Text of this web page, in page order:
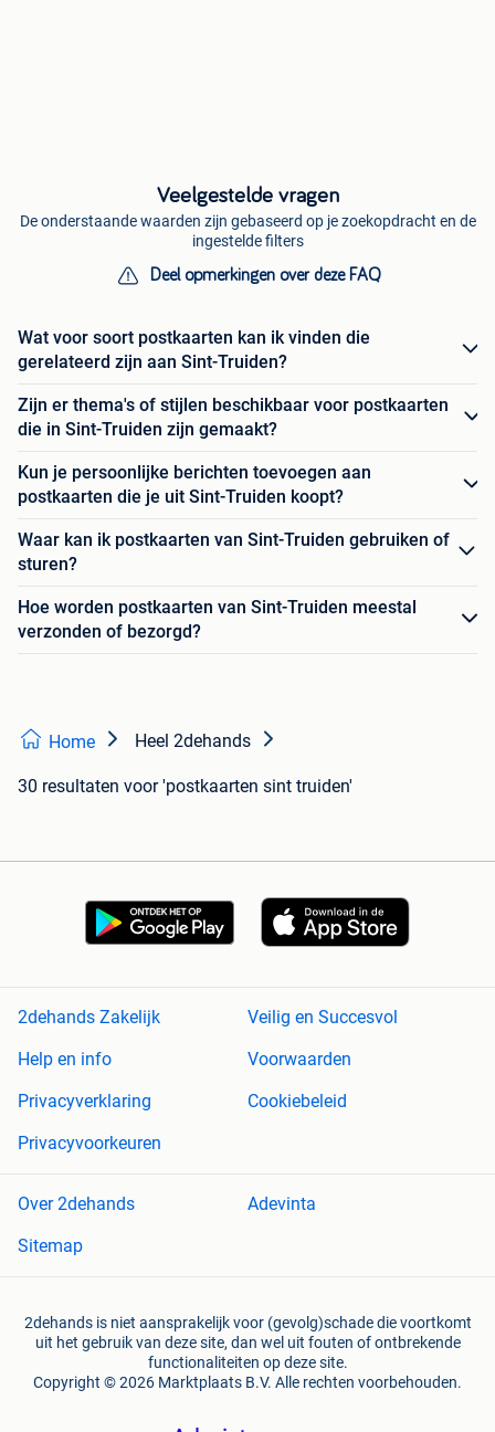
Veelgestelde vragen
De onderstaande waarden zijn gebaseerd op je zoekopdracht en de
ingestelde filters
Deel opmerkingen over deze FAQ
Wat voor soort postkaarten kan ik vinden die
gerelateerd zijn aan Sint-Truiden?
Zijn er thema's of stijlen beschikbaar voor postkaarten
die in Sint-Truiden zijn gemaakt?
Kun je persoonlijke berichten toevoegen aan
postkaarten die je uit Sint-Truiden koopt?
Waar kan ik postkaarten van Sint-Truiden gebruiken of
sturen?
Hoe worden postkaarten van Sint-Truiden meestal
verzonden of bezorgd?
Home Heel 2dehands
30 resultaten voor 'postkaarten sint truiden'
2dehands Zakelijk
Veilig en Succesvol
Help en info
Voorwaarden
Privacyverklaring
Cookiebeleid
Privacyvoorkeuren
Over 2dehands
Adevinta
Sitemap
2dehands is niet aansprakelijk voor (gevolg)schade die voortkomt
uit het gebruik van deze site, dan wel uit fouten of ontbrekende
functionaliteiten op deze site.
Copyright © 2026 Marktplaats B.V. Alle rechten voorbehouden.